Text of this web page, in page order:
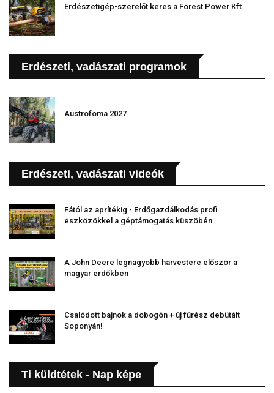
Erdészetigép-szerelőt keres a Forest Power Kft.
Erdészeti, vadászati programok
Austrofoma 2027
Erdészeti, vadászati videók
Fától az aprítékig - Erdőgazdálkodás profi
eszközökkel a géptámogatás küszöbén
A John Deere legnagyobb harvestere először a
magyar erdőkben
Csalódott bajnok a dobogón + új fűrész debütált
Soponyán!
Ti küldtétek - Nap képe